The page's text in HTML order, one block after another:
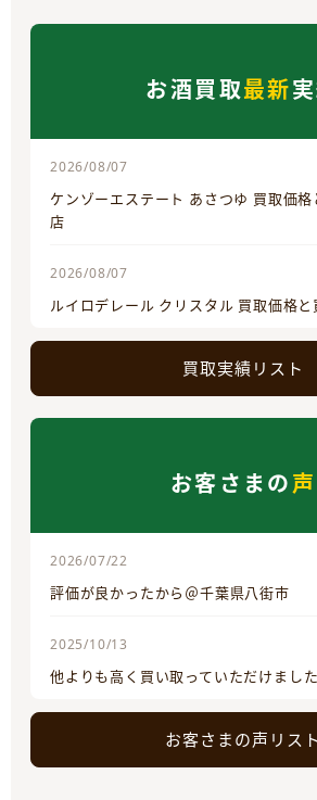
お酒買取最新
2026/08/07
ケンゾーエステート あさつゆ 買取価
店
2026/08/07
ルイロデレール クリスタル 買取価格
買取実績リスト
お客さまの声
2026/07/22
評価が良かったから＠千葉県八街市
2025/10/13
他よりも高く買い取っていただけまし
お客さまの声リスト